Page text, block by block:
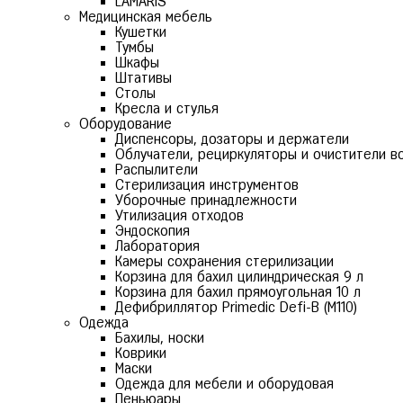
Медицинская мебель
Кушетки
Тумбы
Шкафы
Штативы
Столы
Кресла и стулья
Оборудование
Диспенсоры, дозаторы и держатели
Облучатели, рециркуляторы и очистители
Распылители
Стерилизация инструментов
Уборочные принадлежности
Утилизация отходов
Эндоскопия
Лаборатория
Камеры сохранения стерилизации
Корзина для бахил цилиндрическая 9 л
Корзина для бахил прямоугольная 10 л
Дефибриллятор Primedic Defi-B (M110)
Одежда
Бахилы, носки
Коврики
Маски
Одежда для мебели и оборудовая
Пеньюары